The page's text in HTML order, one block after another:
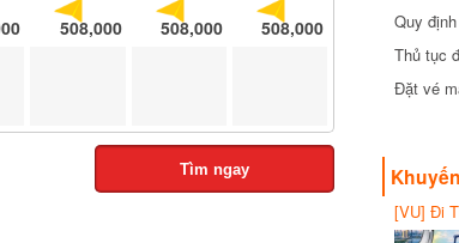
508,000 508,000
508,000
Tìm ngay
Quy
Thủ tục
Đặt vé
[VU] Đi
giảm